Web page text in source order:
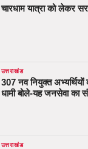
चारधाम यात्रा को लेकर
उत्तराखंड
307 नव नियुक्त अभ्यर्थियों
धामी बोले-यह जनसेवा का
उत्तराखंड